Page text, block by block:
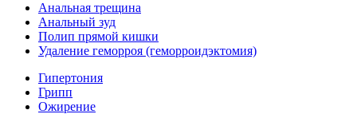
Анальная трещина
Анальный зуд
Полип прямой кишки
Удаление геморроя (геморроидэктомия)
Гипертония
Грипп
Ожирение